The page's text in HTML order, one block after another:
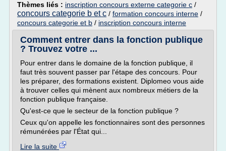
Thèmes liés : inscription concours externe categorie c /
concours categorie b et c / formation concours interne /
concours categorie et b / inscription concours interne
Comment entrer dans la fonction publique
? Trouvez votre ...
Pour entrer dans le domaine de la fonction publique, il
faut très souvent passer par l'étape des concours. Pour
les préparer, des formations existent. Diplomeo vous aide
à trouver celles qui mènent aux nombreux métiers de la
fonction publique française.
Qu'est-ce que le secteur de la fonction publique ?
Ceux qu'on appelle les fonctionnaires sont des personnes
rémunérées par l'État qui...
Lire la suite